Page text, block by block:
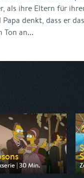
als ihre Eltern für
denkt, dass er
an...
| 30 Min.
von Pro 7